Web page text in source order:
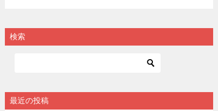
検索
最近の投稿